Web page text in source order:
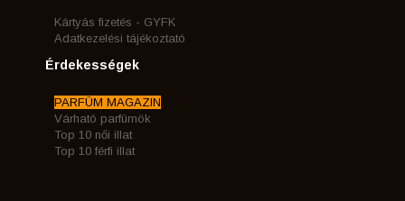
Kártyás fizetés - GYFK
Adatkezelési tájékoztató
Érdekességek
PARFÜM MAGAZIN
Várható parfümök
Top 10 női illat
Top 10 férfi illat